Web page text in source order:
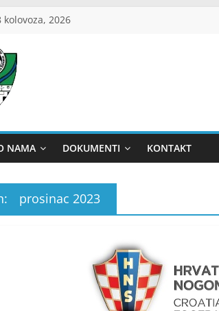
kolovoza, 2026
NAMA DOKUMENTI KONTAKT
prosinac 2023